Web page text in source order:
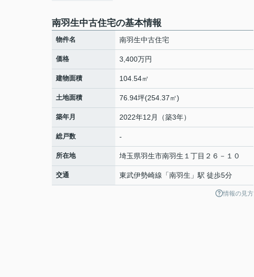
南羽生中古住宅の基本情報
物件名 南羽生中古住宅
価格 3,400万円
建物面積 104.54㎡
土地面積 76.94坪(254.37㎡)
築年月 2022年12月（築3年）
総戸数 -
所在地 埼玉県羽生市南羽生 １丁目２６－１０
交通 東武伊勢崎線 「南羽生 」駅 徒歩5分
情報の見方